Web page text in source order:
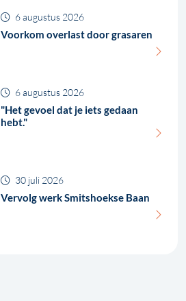
Voorkom overlast door grasaren
6 augustus 2026
"Het gevoel dat je iets gedaan
hebt."
6 augustus 2026
Vervolg werk Smitshoekse Baan
30 juli 2026